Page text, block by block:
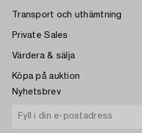
Transport och uthämtning
Private Sales
Värdera & sälja
Köpa på auktion
Nyhetsbrev